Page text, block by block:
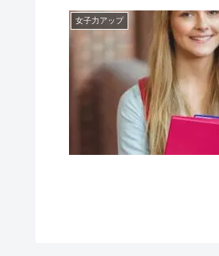
女子力アップ